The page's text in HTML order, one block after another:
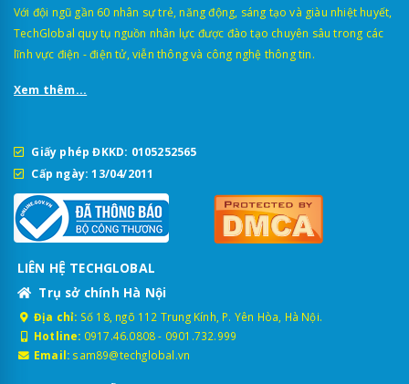
Với đội ngũ gần 60 nhân sự trẻ, năng động, sáng tạo và giàu nhiệt huyết,
TechGlobal quy tụ nguồn nhân lực được đào tạo chuyên sâu trong các
lĩnh vực điện - điện tử, viễn thông và công nghệ thông tin.
Xem thêm...
Giấy phép ĐKKD: 0105252565
Cấp ngày: 13/04/2011
LIÊN HỆ TECHGLOBAL
Trụ sở chính Hà Nội
Địa chỉ: Số 18, ngõ 112 Trung Kính, P. Yên Hòa, Hà Nội.
Hotline: 0917.46.0808- 0901.732.999
Email: sam89@techglobal.vn